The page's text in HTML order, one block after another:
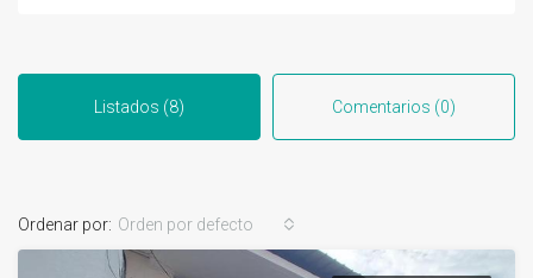
Listados (8) Comentarios (0)
Ordenar por: Orden por defecto